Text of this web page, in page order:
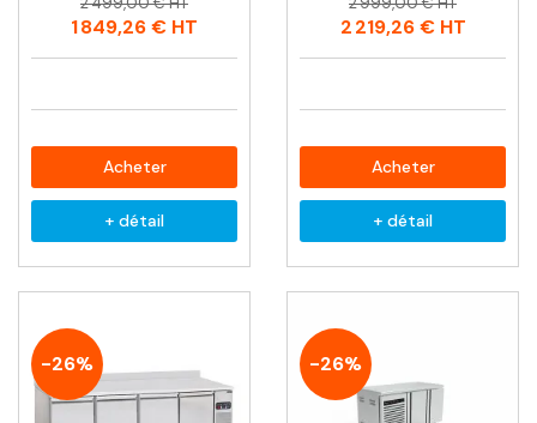
habituel
1 849,26 € HT
Acheter
+ détail
habituel
2 219,26 €HT
Acheter
+ détail
-26% -26%